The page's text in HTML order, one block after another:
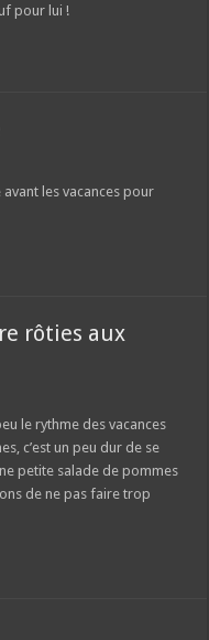
pour lui !
les vacances pour
rôties aux
le rythme des vacances
c’est un peu dur de se
petite salade de pommes
de ne pas faire trop